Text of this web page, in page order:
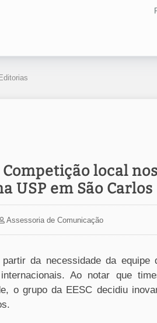
Editorias
local
USP em São Carlos
Assessoria de Comunicação
da necessidade da
Ao notar que
o grupo da EESC decidiu